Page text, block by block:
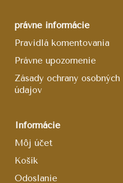
právne informácie
Pravidlá komentovania
Právne upozornenie
Zásady ochrany osobných
údajov
Informácie
Môj účet
Košík
Odoslanie